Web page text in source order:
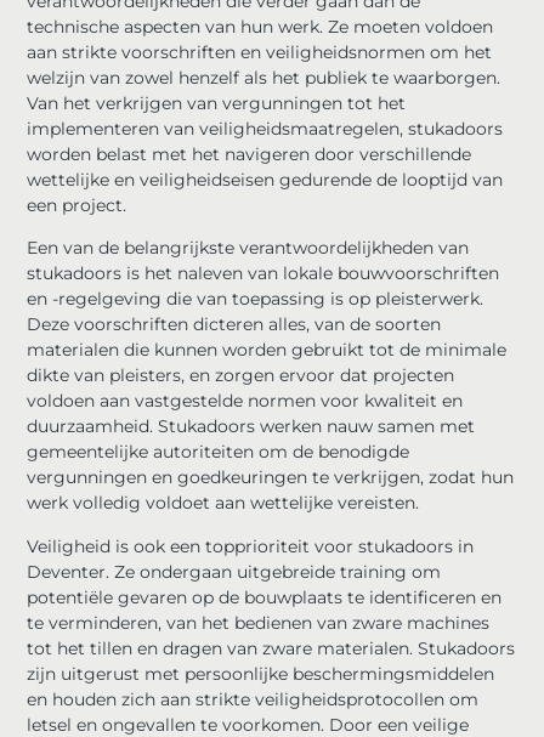
technische aspecten van hun werk. Ze moeten voldoen
aan strikte voorschriften en veiligheidsnormen om het
welzijn van zowel henzelf als het publiek te waarborgen.
Van het verkrijgen van vergunningen tot het
implementeren van veiligheidsmaatregelen, stukadoors
worden belast met het navigeren door verschillende
wettelijke en veiligheidseisen gedurende de looptijd van
een project.
Een van de belangrijkste verantwoordelijkheden van
stukadoors is het naleven van lokale bouwvoorschriften
en -regelgeving die van toepassing is op pleisterwerk.
Deze voorschriften dicteren alles, van de soorten
materialen die kunnen worden gebruikt tot de minimale
dikte van pleisters, en zorgen ervoor dat projecten
voldoen aan vastgestelde normen voor kwaliteit en
duurzaamheid. Stukadoors werken nauw samen met
gemeentelijke autoriteiten om de benodigde
vergunningen en goedkeuringen te verkrijgen, zodat hun
werk volledig voldoet aan wettelijke vereisten.
Veiligheid is ook een topprioriteit voor stukadoors in
Deventer. Ze ondergaan uitgebreide training om
potentiële gevaren op de bouwplaats te identificeren en
te verminderen, van het bedienen van zware machines
tot het tillen en dragen van zware materialen. Stukadoors
zijn uitgerust met persoonlijke beschermingsmiddelen
en houden zich aan strikte veiligheidsprotocollen om
letsel en ongevallen te voorkomen. Door een veilige